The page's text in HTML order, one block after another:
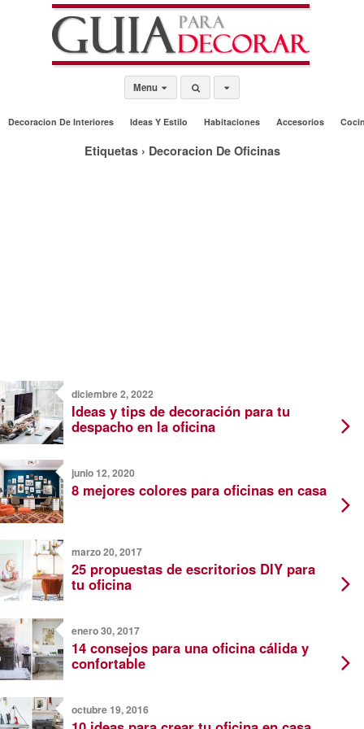
Menu
Decoracion De Interiores Ideas Y Estilo Habitaciones Accesorios
Etiquetas › Decoracion De Oficinas
diciembre 2, 2022
Ideas y tips de decoración para tu
despacho en la oficina
junio 12, 2020
8 mejores colores para oficinas en casa
marzo 20, 2017
25 propuestas de escritorios DIY para
tu oficina
enero 30, 2017
14 consejos para una oficina cálida y
confortable
octubre 19, 2016